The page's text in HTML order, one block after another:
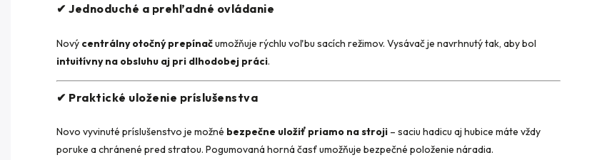
✔ Jednoduché a prehľadné ovládanie
Nový centrálny otočný prepínačumožňuje rýchlu voľbu sacích režimov. Vysávač je navrhnutý tak, aby bol
intuitívny na obsluhu aj pri dlhodobej práci.
✔ Praktické uloženie príslušenstva
Novo vyvinuté príslušenstvo je možné bezpečne uložiť priamo na stroji – saciu hadicu aj hubice máte vždy
poruke a chránené pred stratou. Pogumovaná horná časť umožňuje bezpečné položenie náradia.